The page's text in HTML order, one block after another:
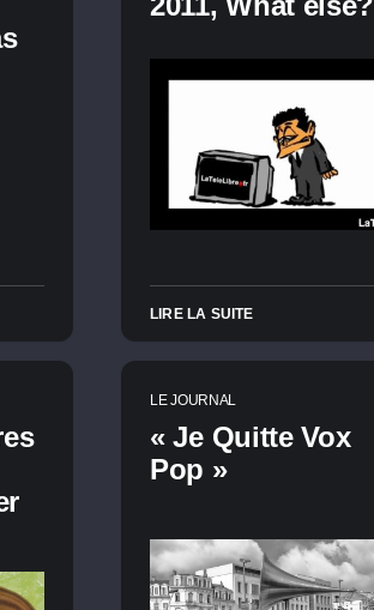
LIRE LA SUITE
LE JOURNAL
« Je Quitte Vox
Pop »